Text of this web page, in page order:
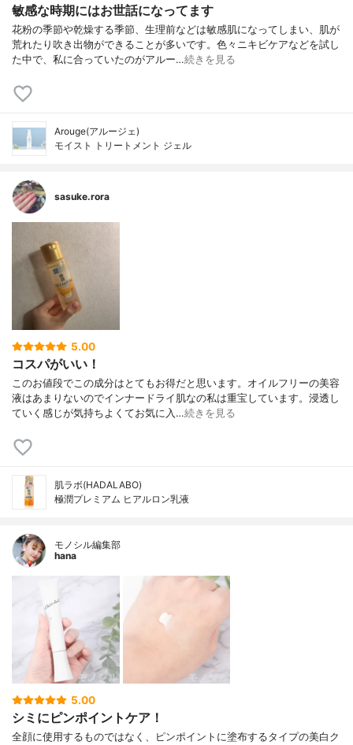
敏感な時期にはお世話になってます
花粉の季節や乾燥する季節、生理前などは敏感肌になってしまい、肌が
荒れたり吹き出物ができることが多いです。色々ニキビケアなどを試し
た中で、私に合っていたのがアルー…続きを見る
Arouge(アルージェ)
モイスト トリートメント ジェル
sasuke.rora
5.00
コスパがいい！
このお値段でこの成分はとてもお得だと思います。オイルフリーの美容
液はあまりないのでインナードライ肌なの私は重宝しています。浸透し
ていく感じが気持ちよくてお気に入…続きを見る
肌ラボ(HADALABO)
極潤プレミアム ヒアルロン乳液
モノシル編集部
hana
5.00
シミにピンポイントケア！
全顔に使用するものではなく、ピンポイントに塗布するタイプの美白ク